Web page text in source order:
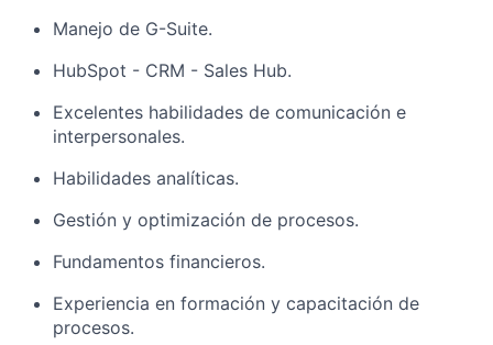
Manejo de G-Suite.
HubSpot - CRM - Sales Hub.
Excelentes habilidades de comunicación e
interpersonales.
Habilidades analíticas.
Gestión y optimización de procesos.
Fundamentos financieros.
Experiencia en formación y capacitación de
procesos.